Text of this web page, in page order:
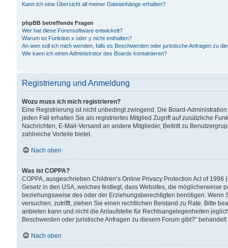
Kann ich eine Übersicht all meiner Dateianhänge erhalten?
phpBB betreffende Fragen
Wer hat diese Forensoftware entwickelt?
Warum ist Funktion x oder y nicht enthalten?
An wen soll ich mich wenden, falls es Beschwerden oder juristische Anfragen zu
Wie kann ich einen Administrator des Boards kontaktieren?
Registrierung und Anmeldung
Wozu muss ich mich registrieren?
Eine Registrierung ist nicht unbedingt zwingend. Die Board-
jeden Fall erhalten Sie als registriertes Mitglied Zugriff auf zusätzliche
Nachrichten, E-Mail-Versand an andere Mitglieder, Beitritt zu
zahlreiche Vorteile bietet.
Nach oben
Was ist COPPA?
COPPA, ausgeschrieben Children’s Online Privacy Protection Act of
Gesetz in den USA, welches festlegt, dass Websites, die
beziehungsweise des oder der Erziehungsberechtigten benötigen.
versuchen, zutrifft, ziehen Sie einen rechtlichen Beistand zu Rate. Bitte
anbieten kann und nicht die Anlaufstelle für Rechtsangelegenheiten
Beschwerden oder juristische Anfragen zu diesem Forum gibt?“
Nach oben